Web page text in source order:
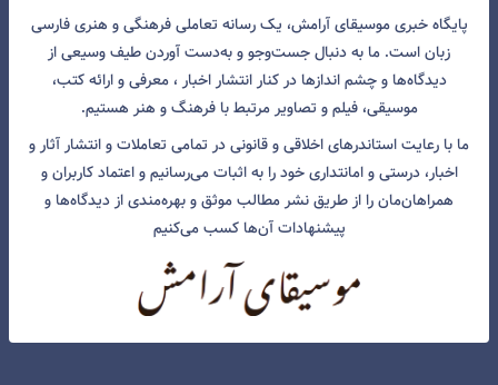
پایگاه خبری موسیقای آرامش، یک رسانه تعاملی فرهنگی و هنری فارسی
زبان است. ما به دنبال جست‌و‌جو و به‌دست آوردن طیف وسیعی از
دیدگاه‌ها و چشم انداز‌ها در کنار انتشار اخبار ، معرفی و ارائه کتب،
موسیقی، فیلم و تصاویر مرتبط با فرهنگ و هنر هستیم.
ما با رعایت استاندرهای اخلاقی و قانونی در تمامی تعاملات و انتشار آثار و
اخبار، درستی و امانتداری خود را به اثبات می‌رسانیم و اعتماد کاربران و
همراهان‌مان را از طریق نشر مطالب موثق و بهره‌مندی از دیدگاه‌ها و
پیشنهادات آن‌ها کسب می‌کنیم